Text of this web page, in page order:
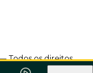
Todos os direitos
·Termos de